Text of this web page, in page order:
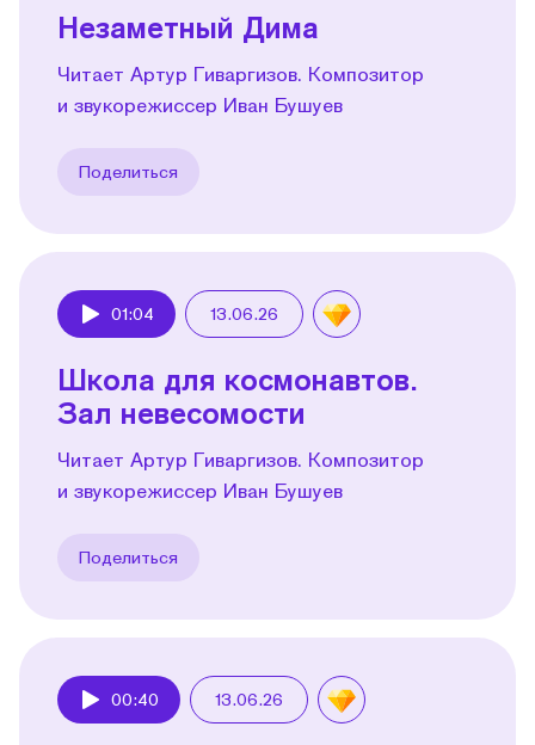
Незаметный Дима
Читает Артур Гиваргизов. Композитор
и звукорежиссер Иван Бушуев
Поделиться
01:04 13.06.26
Школа для космонавтов.
Зал невесомости
Читает Артур Гиваргизов. Композитор
и звукорежиссер Иван Бушуев
Поделиться
00:40 13.06.26